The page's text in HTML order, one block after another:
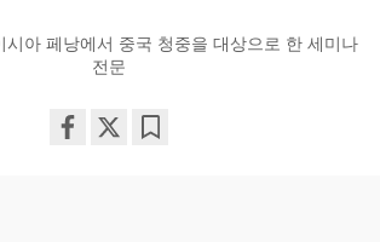
시아 페낭에서 중국 청중을 대상으로 한 세미나
전문